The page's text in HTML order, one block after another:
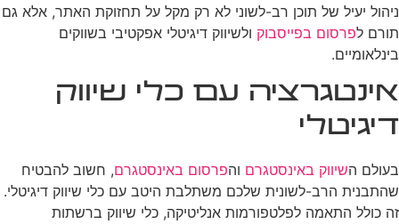
ניהול יעיל של תוכן רב-לשוני לא רק מקל על תחזוקת האתר, אלא גם
תורם לפרסום בפייסבוק ולשיווק דיגיטלי אפקטיבי בשווקים
בינלאומיים.
אינטגרציה עם כלי שיווק
דיגיטלי
בעולם השיווק באינסטגרם והפרסום באינסטגרם, חשוב להבטיח
שהתבנית הרב-לשונית שלכם משתלבת היטב עם כלי שיווק דיגיטלי.
זה כולל התאמה לפלטפורמות אנליטיקה, כלי שיווק ברשתות